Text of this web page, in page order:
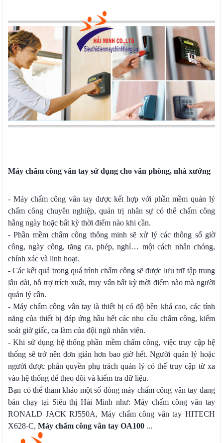
Máy chấm công vân tay sử dụng cho văn phòng, nhà xưởng
- Máy chấm công vân tay được kết hợp với phần mềm quản lý
chấm công chuyên nghiệp, quản trị nhân sự có thể chấm công
hằng ngày hoặc bất kỳ thời điểm nào khi cần.
- Phần mềm chấm công thông minh sẽ xử lý các thông số giờ
công, ngày công, tăng ca, phép, nghỉ… một cách nhân chóng,
chính xác và linh hoạt.
- Các kết quả trong quá trình chấm công sẽ được lưu trữ tập trung
lâu dài, hỗ trợ trích xuất, truy vấn bất kỳ thời điểm nào mà người
quản lý cần.
- Máy chấm công vân tay là thiết bị có độ bền khá cao, các tính
năng của thiết bị đáp ứng hầu hết các nhu cầu chấm công, kiểm
soát giờ giấc, ca làm của đội ngũ nhân viên.
- Khi sử dụng hệ thống phần mềm chấm công, việc truy cập hệ
thống sẽ trở nên đơn giản hơn bao giờ hết. Người quản lý hoặc
người được phân quyền phụ trách quản lý có thể truy cập từ xa
vào hệ thống để theo dõi và kiểm tra dữ liệu.
Bạn có thể tham khảo một số dòng máy chấm công vân tay đang
bán chạy tại Siêu thị Hải Minh như: Máy chấm công vân tay
RONALD JACK RJ550A, Máy chấm công vân tay HITECH
X628-C, Máy chấm công vân tay OA100 ...